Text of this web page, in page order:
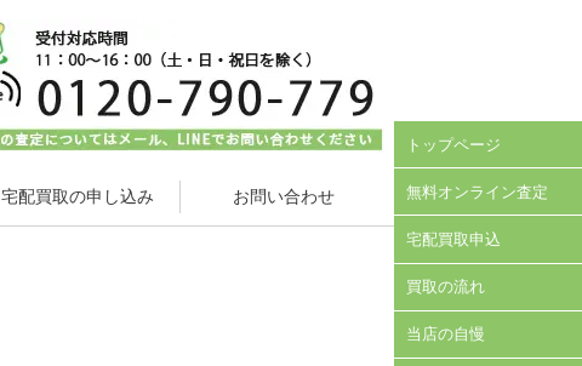
宅配買取の申し込み お問い合わせ
トップページ
無料オンライン査定
宅配買取申込
買取の流れ
当店の自慢